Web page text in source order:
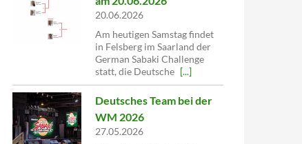
20.06.2026
Am heutigen Samstag findet
in Felsberg im Saarland der
German Sabaki Challenge
statt, die Deutsche [...]
Deutsches Team bei der
WM 2026
27.05.2026